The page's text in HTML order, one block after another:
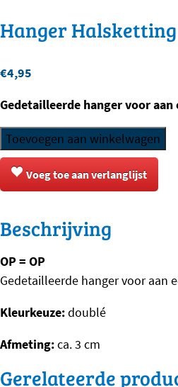
Hanger
€4,95
Gedetailleerde hanger voor
Hanger
Halsketting
Sint
aantal
Toevoegen aan winkelwagen
Voeg toe aan verlanglijst
Beschrijving
OP = OP
Gedetailleerde hanger voor aan
Kleurkeuze:doublé
Afmeting:ca. 3 cm
Gerelateerde